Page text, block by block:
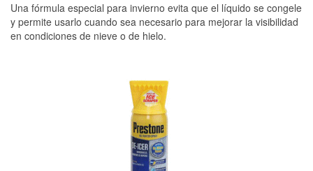
Una fórmula especial para invierno evita que el líquido se congele
y permite usarlo cuando sea necesario para mejorar la visibilidad
en condiciones de nieve o de hielo.